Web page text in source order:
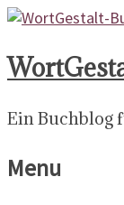
Ein Buchblog
Menu